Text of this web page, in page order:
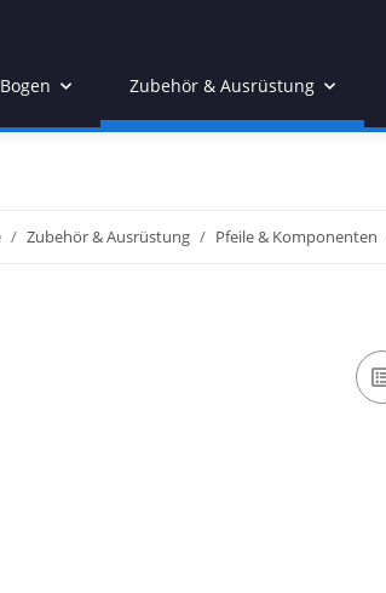
Bogen Zubehör & Ausrüstung
Zubehör & Ausrüstung Pfeile & Komponenten